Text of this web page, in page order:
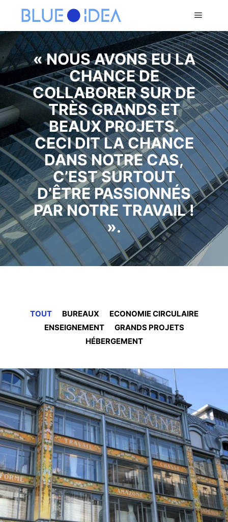
« NOUS AVONS EU LA
CHANCE DE
COLLABORER SUR DE
TRÈS GRANDS ET
BEAUX PROJETS.
CECI DIT LA CHANCE
DANS NOTRE CAS,
C’EST SURTOUT
D’ÊTRE PASSIONNÉS
PAR NOTRE TRAVAIL !
».
TOUT BUREAUX
ECONOMIE CIRCULAIRE
ENSEIGNEMENT
GRANDS PROJETS
HÉBERGEMENT